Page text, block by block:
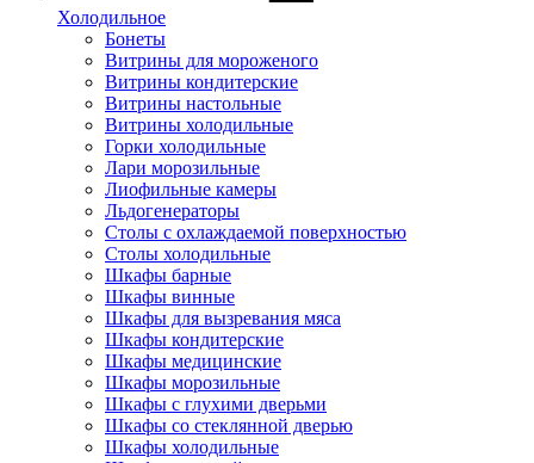
Холодильное
Бонеты
Витрины для мороженого
Витрины кондитерские
Витрины настольные
Витрины холодильные
Горки холодильные
Лари морозильные
Лиофильные камеры
Льдогенераторы
Столы с охлаждаемой поверхностью
Столы холодильные
Шкафы барные
Шкафы винные
Шкафы для вызревания мяса
Шкафы кондитерские
Шкафы медицинские
Шкафы морозильные
Шкафы с глухими дверьми
Шкафы со стеклянной дверью
Шкафы холодильные